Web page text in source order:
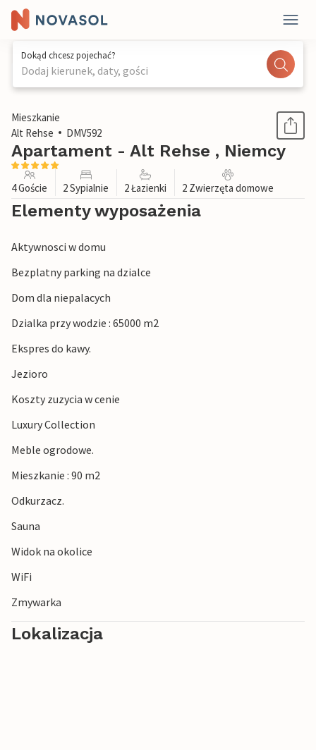
Dokąd chcesz pojechać?
Dodaj kierunek, daty, gości
1 / 1
Mieszkanie
Alt Rehse
DMV592
Apartament - Alt Rehse , Niemcy
4 Goście 2 Sypialnie 2 Łazienki 2 Zwierzęta domowe
Elementy wyposażenia
Aktywnosci w domu
Bezplatny parking na dzialce
Dom dla niepalacych
Dzialka przy wodzie : 65000 m2
Ekspres do kawy.
Jezioro
Koszty zuzycia w cenie
Luxury Collection
Meble ogrodowe.
Mieszkanie : 90 m2
Odkurzacz.
Sauna
Widok na okolice
WiFi
Zmywarka
Lokalizacja